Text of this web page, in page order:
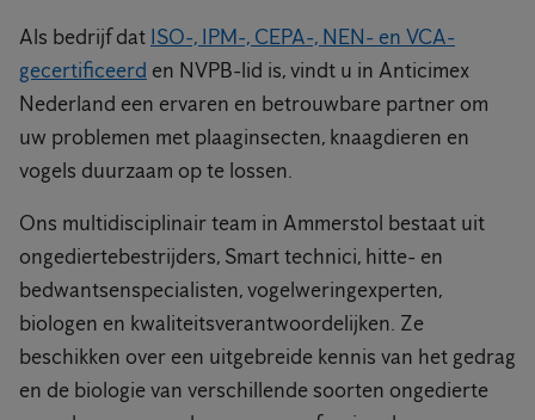
Als bedrijf dat ISO-, IPM-, CEPA-, NEN- en VCA-
gecertificeerd en NVPB-lid is, vindt u in Anticimex
Nederland een ervaren en betrouwbare partner om
uw problemen met plaaginsecten, knaagdieren en
vogels duurzaam op te lossen.
Ons multidisciplinair team in Ammerstol bestaat uit
ongediertebestrijders, Smart technici, hitte- en
bedwantsenspecialisten, vogelweringexperten,
biologen en kwaliteitsverantwoordelijken. Ze
beschikken over een uitgebreide kennis van het gedrag
en de biologie van verschillende soorten ongedierte